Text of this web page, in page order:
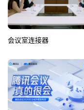
会议室连接器